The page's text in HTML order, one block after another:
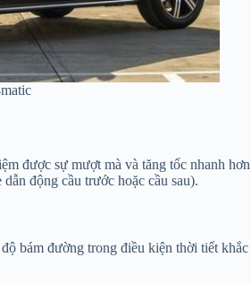
được sự mượt mà và tăng tốc nhanh
động cầu trước hoặc cầu sau).
bám đường trong điều kiện thời tiết